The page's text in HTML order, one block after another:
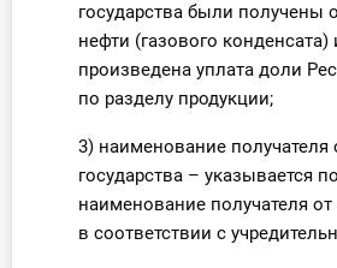
государства были получены
нефти (газового конденсата)
произведена уплата доли
по разделу продукции;
3) наименование получателя
государства – указывается
наименование получателя
в соответствии с